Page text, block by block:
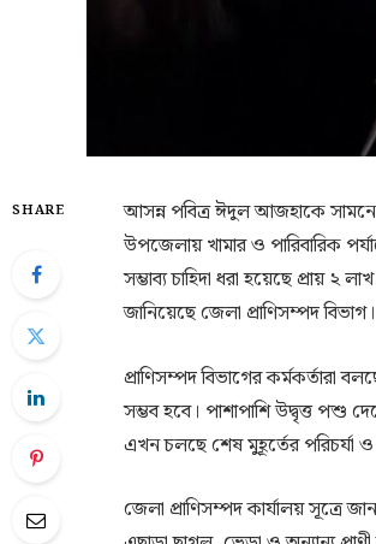
SHARE
আসন্ন পবিত্র ঈদুল আজহাকে সামনে
উপজেলায় খামার ও পারিবারিক
সম্ভাব্য চাহিদা ধরা হয়েছে প্রায় ২
জানিয়েছে জেলা প্রাণিসম্পদ বিভাগ।
প্রাণিসম্পদ বিভাগের কর্মকর্তারা
সম্ভব হবে। পাশাপাশি উদ্বৃত্ত পশু
এখন চলছে শেষ মুহূর্তের পরিচর্যা ও
জেলা প্রাণিসম্পদ কার্যালয় সূত্রে